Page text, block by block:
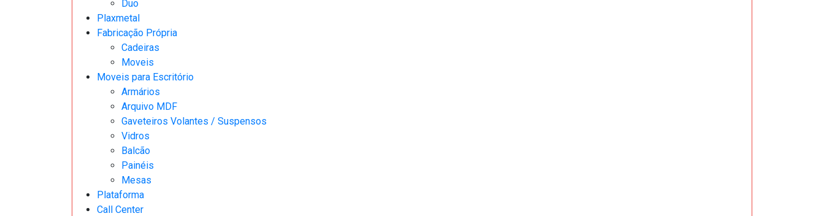
Duo
Plaxmetal
Fabricação Própria
Cadeiras
Moveis
Moveis para Escritório
Armários
Arquivo MDF
Gaveteiros Volantes / Suspensos
Vidros
Balcão
Painéis
Mesas
Plataforma
Call Center